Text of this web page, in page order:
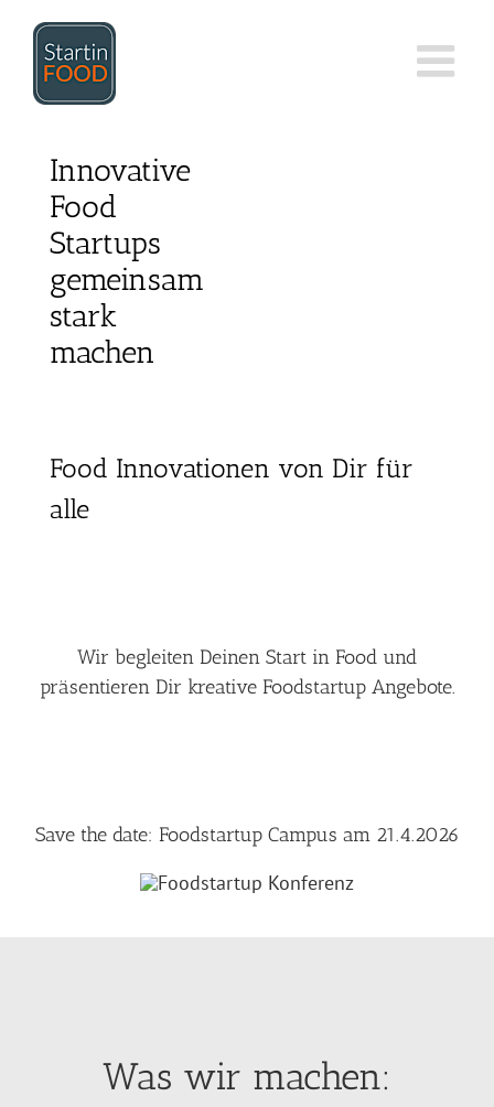
Inhalt
springen
Innovative
Food
Startups
gemeinsam
stark
machen
Food Innovationen von Dir für
alle
Wir begleiten Deinen Start in Food und
präsentieren Dir kreative Foodstartup Angebote.
Save the date: Foodstartup Campus am 21.4.2026
Was wir machen: